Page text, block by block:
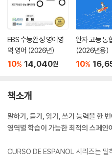
EBS 수능완성 영어영
역 영어 (2026년)
10% 14,040원
완자 고등 통
(2026년용)
10%
책소개
말하기, 듣기, 읽기, 쓰기 능력을 한
영역별 학습이 가능한 최적의 스페인
CURSO DE ESPANOL 시리즈는 말